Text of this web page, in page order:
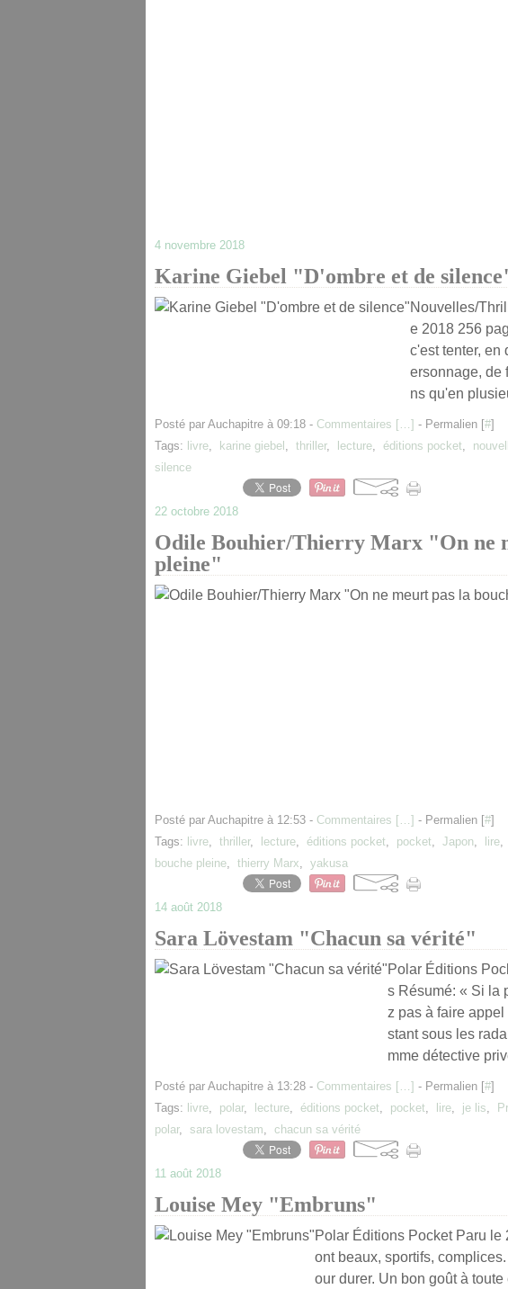
4 novembre 2018
Karine Giebel "D'ombre et de
Nouvelles/
e 2018 256
c'est tenter, en
ersonnage, de
ns qu'en
Posté par Auchapitre à 09:18 - Commentaires […] - Permalien [#]
Tags: livre, karine giebel , thriller, lecture, éditions pocket,
silence
22 octobre 2018
Odile Bouhier/Thierry Marx "On ne
pleine"
Posté par Auchapitre à 12:53 - Commentaires […] - Permalien [#]
Tags: livre, thriller, lecture, éditions pocket, pocket, Japon, lire,
bouche pleine, thierry Marx, yakusa
14 août 2018
Sara Lövestam "Chacun sa vérité"
Polar Éditions
s Résumé: « Si la
z pas à faire
stant sous les
mme détective
Posté par Auchapitre à 13:28 - Commentaires […] - Permalien [#]
Tags: livre, polar, lecture, éditions pocket, pocket, lire, je lis,
polar, sara lovestam, chacun sa vérité
11 août 2018
Louise Mey "Embruns"
Polar Éditions Pocket Paru
ont beaux, sportifs,
our durer. Un bon goût à